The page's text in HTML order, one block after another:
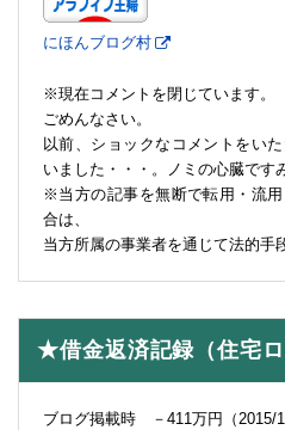
にほんブログ村
※現在コメントを閉じています。
ごめんなさい。
以前、ショックなコメントをい
いました・・・。ノミの心臓です
※当方の記事を無断で転用・流
合は、
当方所属の事業者を通じて法的手
★借金返済記録（住宅ロ
ブログ掲載時 －411万円（2015/